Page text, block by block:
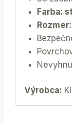
Farba:
Výrobca: